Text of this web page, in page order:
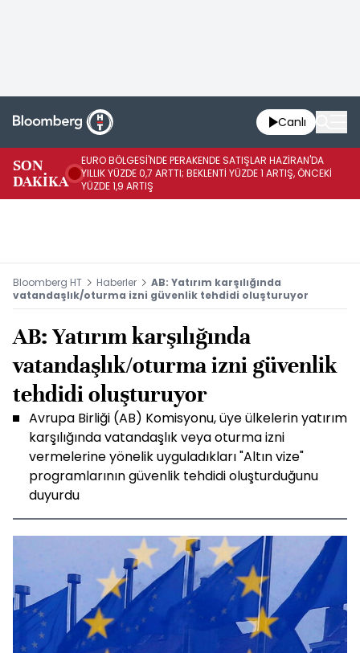
Canlı
SON
DAKİKA
EURO BÖLGESİ'NDE PERAKENDE SATIŞLAR HAZİRAN'DA
YILLIK YÜZDE 0,7 ARTTI; BEKLENTİ YÜZDE 1 ARTIŞ, ÖNCEKİ
YÜZDE 1,9 ARTIŞ
Bloomberg HT Haberler
AB: Yatırım karşılığında
vatandaşlık/oturma izni güvenlik tehdidi oluşturuyor
AB: Yatırım karşılığında
vatandaşlık/oturma izni güvenlik
tehdidi oluşturuyor
Avrupa Birliği (AB) Komisyonu, üye ülkelerin yatırım
karşılığında vatandaşlık veya oturma izni
vermelerine yönelik uyguladıkları "Altın vize"
programlarının güvenlik tehdidi oluşturduğunu
duyurdu